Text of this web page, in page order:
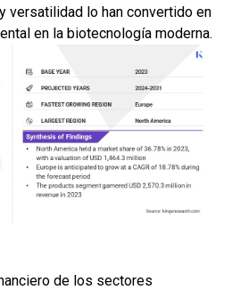
versatilidad lo han convertido en
en la biotecnología moderna.
de los sectores